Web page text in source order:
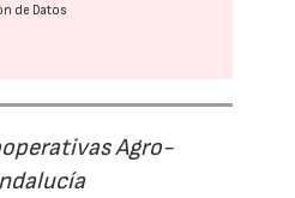
de Datos
Agro-